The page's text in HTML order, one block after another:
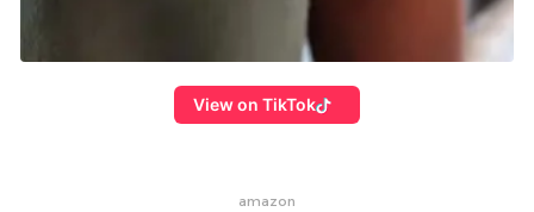
View on TikTok
amazon